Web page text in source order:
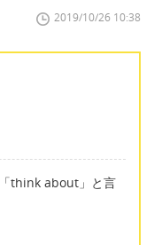
2019/10/26 10:38
think about」と言